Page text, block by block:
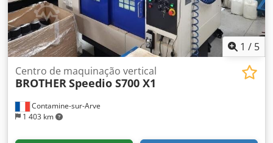
1 / 5
Contamine-sur-Arve
1 403 km
Centro de maquinação vertical
BROTHERSpeedio S700 X1